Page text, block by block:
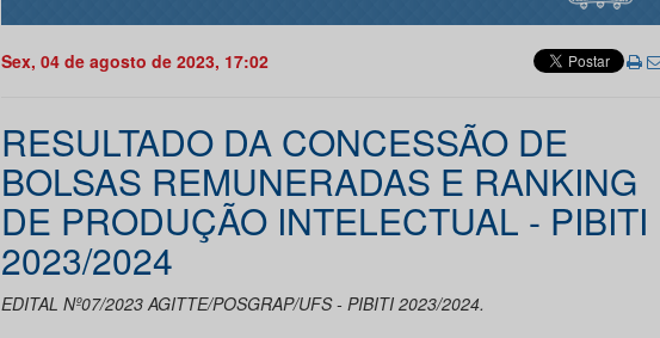
Sex, 04 de agosto de 2023, 17:02
RESULTADO DA CONCESSÃO DE
BOLSAS REMUNERADAS E RANKING
DE PRODUÇÃO INTELECTUAL - PIBITI
2023/2024
EDITAL Nº07/2023 AGITTE/POSGRAP/UFS - PIBITI 2023/2024.